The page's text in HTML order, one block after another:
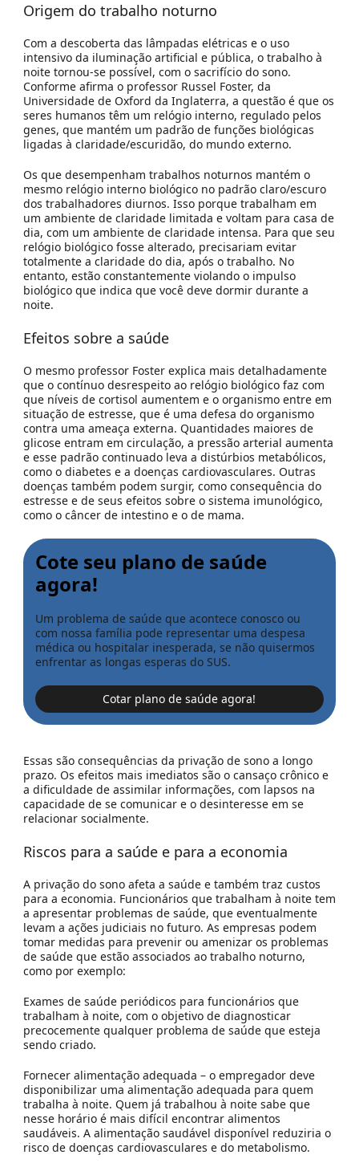
Origem do trabalho noturno
Com a descoberta das lâmpadas elétricas e o uso
intensivo da iluminação artificial e pública, o trabalho à
noite tornou-se possível, com o sacrifício do sono.
Conforme afirma o professor Russel Foster, da
Universidade de Oxford da Inglaterra, a questão é que os
seres humanos têm um relógio interno, regulado pelos
genes, que mantém um padrão de funções biológicas
ligadas à claridade/escuridão, do mundo externo.
Os que desempenham trabalhos noturnos mantém o
mesmo relógio interno biológico no padrão claro/escuro
dos trabalhadores diurnos. Isso porque trabalham em
um ambiente de claridade limitada e voltam para casa de
dia, com um ambiente de claridade intensa. Para que seu
relógio biológico fosse alterado, precisariam evitar
totalmente a claridade do dia, após o trabalho. No
entanto, estão constantemente violando o impulso
biológico que indica que você deve dormir durante a
noite.
Efeitos sobre a saúde
O mesmo professor Foster explica mais detalhadamente
que o contínuo desrespeito ao relógio biológico faz com
que níveis de cortisol aumentem e o organismo entre em
situação de estresse, que é uma defesa do organismo
contra uma ameaça externa. Quantidades maiores de
glicose entram em circulação, a pressão arterial aumenta
e esse padrão continuado leva a distúrbios metabólicos,
como o diabetes e a doenças cardiovasculares. Outras
doenças também podem surgir, como consequência do
estresse e de seus efeitos sobre o sistema imunológico,
como o câncer de intestino e o de mama.
Cote seu plano de saúde
agora!
Um problema de saúde que acontece conosco ou
com nossa família pode representar uma despesa
médica ou hospitalar inesperada, se não quisermos
enfrentar as longas esperas do SUS.
Cotar plano de saúde agora!
Essas são consequências da privação de sono a longo
prazo. Os efeitos mais imediatos são o cansaço crônico e
a dificuldade de assimilar informações, com lapsos na
capacidade de se comunicar e o desinteresse em se
relacionar socialmente.
Riscos para a saúde e para a economia
A privação do sono afeta a saúde e também traz custos
para a economia. Funcionários que trabalham à noite tem
a apresentar problemas de saúde, que eventualmente
levam a ações judiciais no futuro. As empresas podem
tomar medidas para prevenir ou amenizar os problemas
de saúde que estão associados ao trabalho noturno,
como por exemplo:
Exames de saúde periódicos para funcionários que
trabalham à noite, com o objetivo de diagnosticar
precocemente qualquer problema de saúde que esteja
sendo criado.
Fornecer alimentação adequada – o empregador deve
disponibilizar uma alimentação adequada para quem
trabalha à noite. Quem já trabalhou à noite sabe que
nesse horário é mais difícil encontrar alimentos
saudáveis. A alimentação saudável disponível reduziria o
risco de doenças cardiovasculares e do metabolismo.